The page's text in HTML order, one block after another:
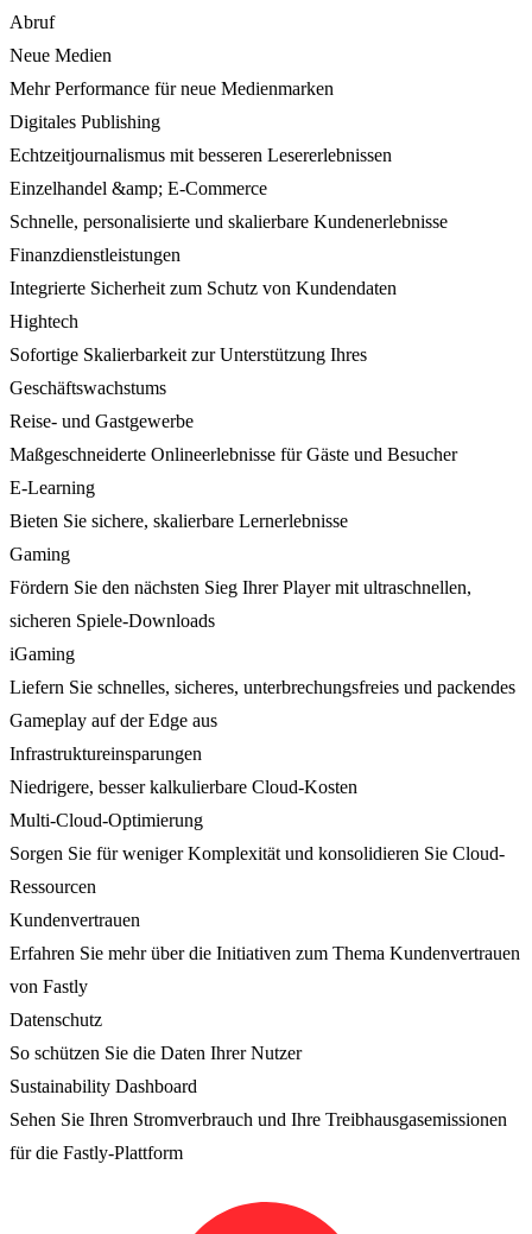
Abruf
Neue Medien
Mehr Performance für neue Medienmarken
Digitales Publishing
Echtzeitjournalismus mit besseren Lesererlebnissen
Einzelhandel &amp; E-Commerce
Schnelle, personalisierte und skalierbare Kundenerlebnisse
Finanzdienstleistungen
Integrierte Sicherheit zum Schutz von Kundendaten
Hightech
Sofortige Skalierbarkeit zur Unterstützung Ihres
Geschäftswachstums
Reise- und Gastgewerbe
Maßgeschneiderte Onlineerlebnisse für Gäste und Besucher
E-Learning
Bieten Sie sichere, skalierbare Lernerlebnisse
Gaming
Fördern Sie den nächsten Sieg Ihrer Player mit ultraschnellen,
sicheren Spiele-Downloads
iGaming
Liefern Sie schnelles, sicheres, unterbrechungsfreies und packendes
Gameplay auf der Edge aus
Infrastruktureinsparungen
Niedrigere, besser kalkulierbare Cloud-Kosten
Multi-Cloud-Optimierung
Sorgen Sie für weniger Komplexität und konsolidieren Sie Cloud-
Ressourcen
Kundenvertrauen
Erfahren Sie mehr über die Initiativen zum Thema Kundenvertrauen
von Fastly
Datenschutz
So schützen Sie die Daten Ihrer Nutzer
Sustainability Dashboard
Sehen Sie Ihren Stromverbrauch und Ihre Treibhausgasemissionen
für die Fastly-Plattform